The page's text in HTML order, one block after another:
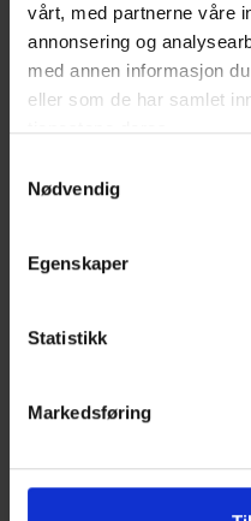
vårt, med partnerne våre
annonsering og
med annen informasjon
eller som de har samlet
tjenestene deres.
Nødvendig
Egenskaper
Statistikk
Markedsføring
Hvordan